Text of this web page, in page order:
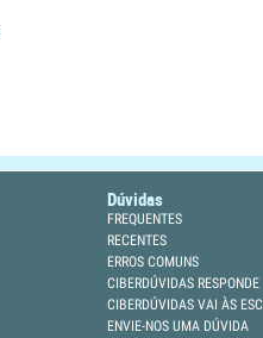
Dúvidas
FREQUENTES
RECENTES
ERROS COMUNS
CIBERDÚVIDAS RESPONDE
CIBERDÚVIDAS VAI ÀS
ENVIE-NOS UMA DÚVIDA